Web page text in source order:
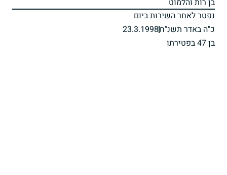
בן רות והלמוט
נפטר לאחר השירות ביום
כ"ה באדר תשנ"ח23.3.1998
בן 47 בפטירתו